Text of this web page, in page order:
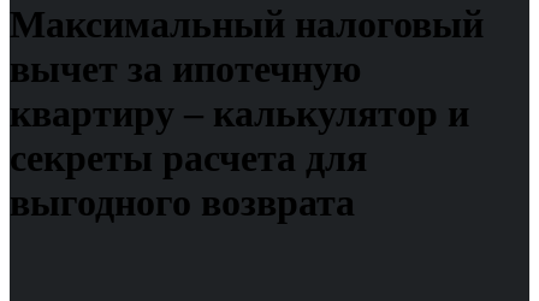
Максимальный налоговый
вычет за ипотечную
квартиру – калькулятор и
секреты расчета для
выгодного возврата